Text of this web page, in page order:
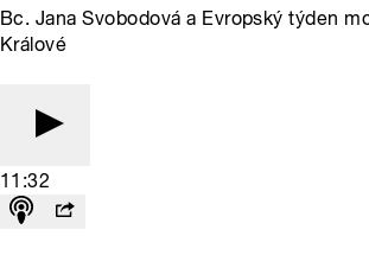
Bc. Jana Svobodová a Evropský týden
Králové
11:32